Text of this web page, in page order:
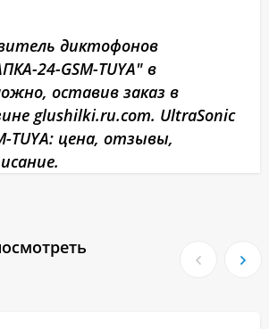
диктофонов
24-GSM-TUYA" в
оставив заказ в
glushilki.ru.com. UltraSonic
TUYA: цена, отзывы,